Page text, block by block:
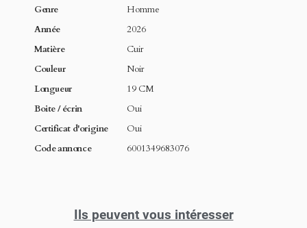
Genre
Homme
Année
2026
Matière
Cuir
Couleur
Noir
Longueur
19 CM
Boite / écrin
Oui
Certificat d'origine
Oui
Code annonce
6001349683076
Ils peuvent vous intéresser